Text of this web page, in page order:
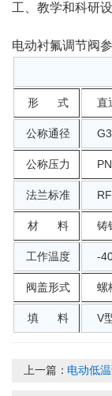
工、教学和科研
电动衬氟调节阀参
形 式 直
公称通径
公称压力
法兰标准 RF
材 料 铸
工作温度 -
阀盖形式 螺
填 料 V
上一篇： 电动低